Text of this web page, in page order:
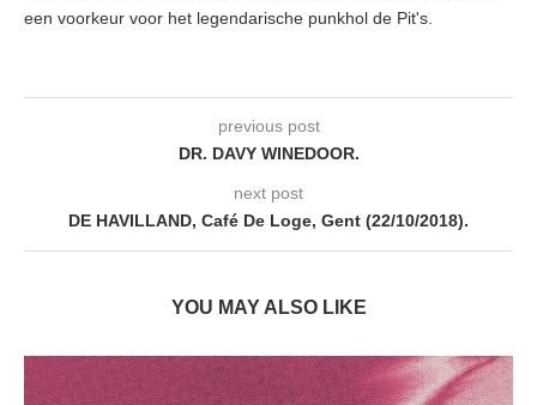
een voorkeur voor het legendarische punkhol de Pit's.
previous post
DR. DAVY WINEDOOR.
next post
DE HAVILLAND, Café De Loge, Gent (22/10/2018).
YOU MAY ALSO LIKE